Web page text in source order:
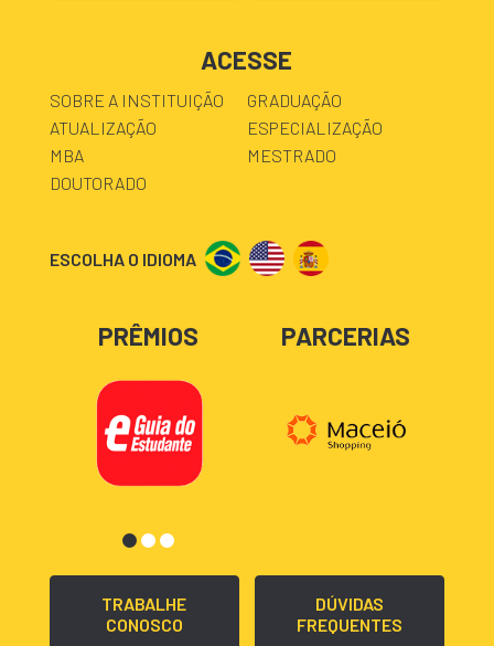
ACESSE
SOBRE A INSTITUIÇÃO
GRADUAÇÃO
ATUALIZAÇÃO
ESPECIALIZAÇÃO
MBA
MESTRADO
DOUTORADO
ESCOLHA O IDIOMA
PRÊMIOS PARCERIAS
TRABALHE
CONOSCO
DÚVIDAS
FREQUENTES